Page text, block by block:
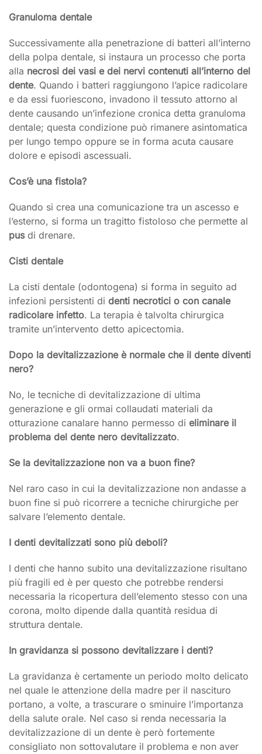
Granuloma dentale
Successivamente alla penetrazione di batteri all’interno
della polpa dentale, si instaura un processo che porta
alla necrosi dei vasi e dei nervi contenuti all’interno del
dente. Quando i batteri raggiungono l’apice radicolare
e da essi fuoriescono, invadono il tessuto attorno al
dente causando un’infezione cronica detta granuloma
dentale; questa condizione può rimanere asintomatica
per lungo tempo oppure se in forma acuta causare
dolore e episodi ascessuali.
Cos’è una fistola?
Quando si crea una comunicazione tra un ascesso e
l’esterno, si forma un tragitto fistoloso che permette al
pusdi drenare.
Cisti dentale
La cisti dentale (odontogena) si forma in seguito ad
infezioni persistenti di denti necrotici o con canale
radicolare infetto. La terapia è talvolta chirurgica
tramite un’intervento detto apicectomia.
Dopo la devitalizzazione è normale che il dente diventi
nero?
No, le tecniche di devitalizzazione di ultima
generazione e gli ormai collaudati materiali da
otturazione canalare hanno permesso di eliminare il
problema del dente nero devitalizzato.
Se la devitalizzazione non va a buon fine?
Nel raro caso in cui la devitalizzazione non andasse a
buon fine si può ricorrere a tecniche chirurgiche per
salvare l’elemento dentale.
I denti devitalizzati sono più deboli?
I denti che hanno subito una devitalizzazione risultano
più fragili ed è per questo che potrebbe rendersi
necessaria la ricopertura dell’elemento stesso con una
corona, molto dipende dalla quantità residua di
struttura dentale.
In gravidanza si possono devitalizzare i denti?
La gravidanza è certamente un periodo molto delicato
nel quale le attenzione della madre per il nascituro
portano, a volte, a trascurare o sminuire l’importanza
della salute orale. Nel caso si renda necessaria la
devitalizzazione di un dente è però fortemente
consigliato non sottovalutare il problema e non aver